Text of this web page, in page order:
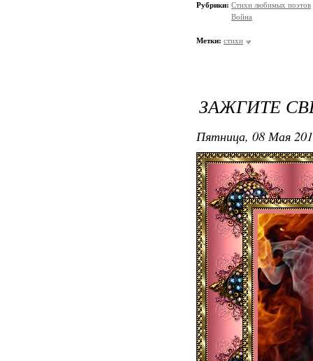
Рубрики: Стихи любимых поэтов
Война
Метки: стихи
ЗАЖГИТЕ
Пятница, 08 Мая